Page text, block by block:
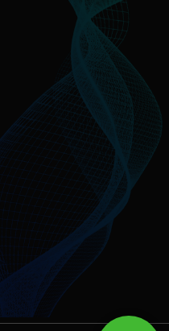
Nilüfer / BURSA
Nilüfer / BURSA